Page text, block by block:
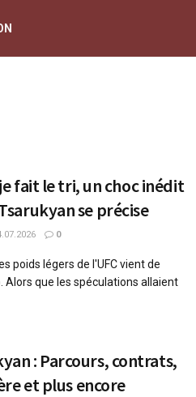
fait le tri, un choc inédit
se précise
0
poids légers de l'UFC vient de
Alors que les spéculations allaient
: Parcours, contrats,
et plus encore